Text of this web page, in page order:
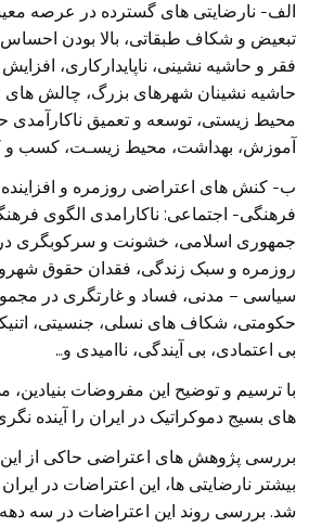
الف- نارضایتی های گسترده در عرصه
تبعیض و شکاف طبقاتی، بالا بودن
فقر و حاشیه نشینی، ناپایدارکاری،
حاشیه نشینان شهرهای بزرگ، چالش های
محیط زیستی، توسعه و تعمیق ناکارآمدی
آموزش، بهداشت، محیط زیسـت، کسب و
ب- کنش های اعتراضی روزمره و
فرهنگی- اجتماعی: ناکارامدی الگوی
جمهوری اسلامی، خشونت و سرکوبگری
روزمره و سبک زندگی، فقدان حقوق
سیاسی – مدنی، فساد و غارتگری در
حکومتی، شکاف های نسلی، جنسیتی،
بی اعتمادی، بی آیندگی، ناامیدی و…
با ترسیم و توضیح این مفروضات بنیادین،
های بسیج دموکراتیک در ایران را آینده
بررسی پژوهش های اعتراضی حاکی از
بیشتر نارضایتی ها، این اعتراضات در ایران
شد. بررسی روند این اعتراضات در سه دهه